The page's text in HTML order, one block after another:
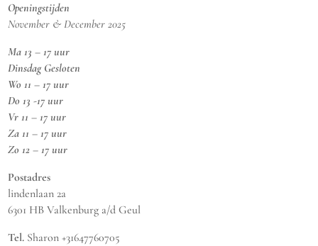
Openingstijden
November & December 2025
Ma 13 – 17 uur
Dinsdag Gesloten
Wo 11 – 17 uur
Do 13 -17 uur
Vr 11 – 17 uur
Za 11 – 17 uur
Zo 12 – 17 uur
Postadres
lindenlaan 2a
6301 HB Valkenburg a/d Geul
Tel. Sharon +31647760705